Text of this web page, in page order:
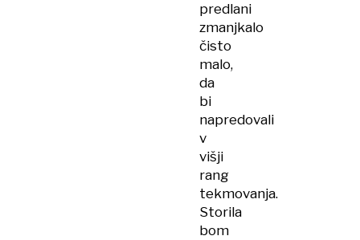
predlani
zmanjkalo
čisto
malo,
da
bi
napredovali
v
višji
rang
tekmovanja.
Storila
bom